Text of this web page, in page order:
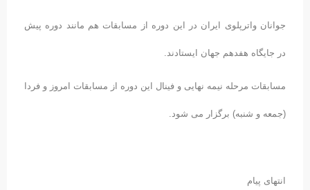
جوانان واترپلوی ایران در این دوره از مسابقات هم مانند دوره پیش
در جایگاه هفدهم جهان ایستادند.
مسابقات مرحله نیمه نهایی و فینال این دوره از مسابقات امروز و فردا
(جمعه و شنبه) برگزار می شود.
انتهای پیام